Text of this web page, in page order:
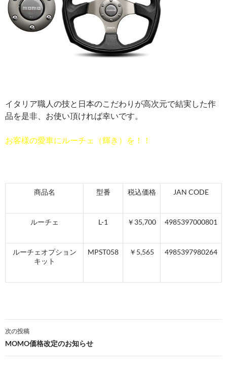
イタリア職人の技と日本のこだわりが高次元で結実した作
品を是非、お使い頂ければ幸いです。
お客様の愛車にルーチェ（輝き）を！！
商品名 型番 税込価格 JAN CODE
ルーチェ L-1 ￥35,700 4985397000801
ルーチェオプション
キット
MPST058 ￥5,565 4985397980264
投
稿
次の投稿
MOMO価格改定のお知らせ